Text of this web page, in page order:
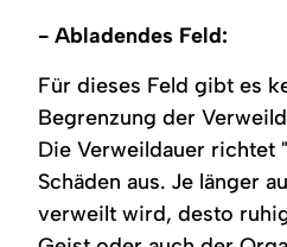
- Abladendes Feld:
Für dieses Feld gibt es
Begrenzung der
Die Verweildauer richtet
Schäden aus. Je länger
verweilt wird, desto